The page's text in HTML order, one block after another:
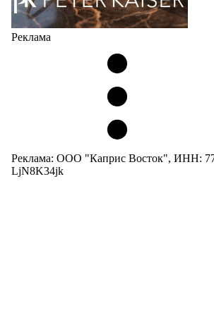
Реклама
Реклама: ООО "Каприс Восток", ИНН:
LjN8K34jk